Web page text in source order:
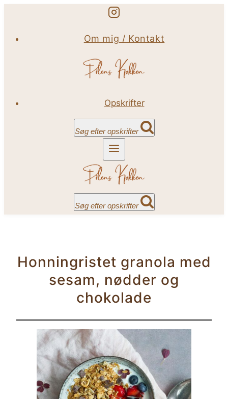
indhold
Om mig / Kontakt
Opskrifter
Søg efter opskrifter
Søg efter opskrifter
Honningristet granola med
sesam, nødder og
chokolade